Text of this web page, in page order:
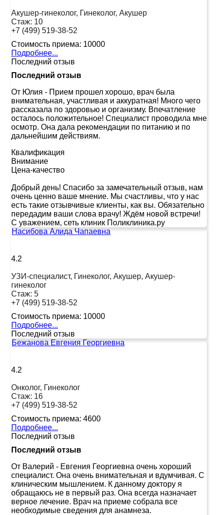
Акушер-гинеколог, Гинеколог, Акушер
Стаж: 10
+7 (499) 519-38-52
Стоимость приема: 10000
Подробнее...
Последний отзыв
Последний отзыв
От Юлия - Прием прошел хорошо, врач была
внимательная, участливая и аккуратная! Много чего
рассказала по здоровью и организму. Впечатление
осталось положительное! Специалист проводила мне
осмотр. Она дала рекомендации по питанию и по
дальнейшим действиям.
Квалификация
Внимание
Цена-качество
Добрый день! Спасибо за замечательный отзыв, нам
очень ценно ваше мнение. Мы счастливы, что у нас
есть такие отзывчивые клиенты, как вы. Обязательно
передадим ваши слова врачу! Ждём новой встречи!
С уважением, сеть клиник Поликлиника.ру
Насибова Алида Чапаевна
4.2
УЗИ-специалист, Гинеколог, Акушер, Акушер-
гинеколог
Стаж: 5
+7 (499) 519-38-52
Стоимость приема: 10000
Подробнее...
Последний отзыв
Бежанова Евгения Георгиевна
4.2
Онколог, Гинеколог
Стаж: 16
+7 (499) 519-38-52
Стоимость приема: 4600
Подробнее...
Последний отзыв
Последний отзыв
От Валерий - Евгения Георгиевна очень хороший
специалист. Она очень внимательная и вдумчивая. С
клиническим мышлением. К данному доктору я
обращаюсь не в первый раз. Она всегда назначает
верное лечение. Врач на приеме собрала все
необходимые сведения для анамнеза.